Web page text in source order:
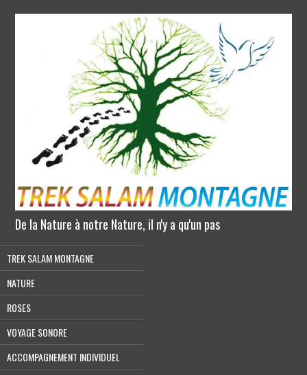
De la Nature à notre Nature, il n'y a qu'un pas
TREK SALAM MONTAGNE
NATURE
ROSES
VOYAGE SONORE
ACCOMPAGNEMENT INDIVIDUEL